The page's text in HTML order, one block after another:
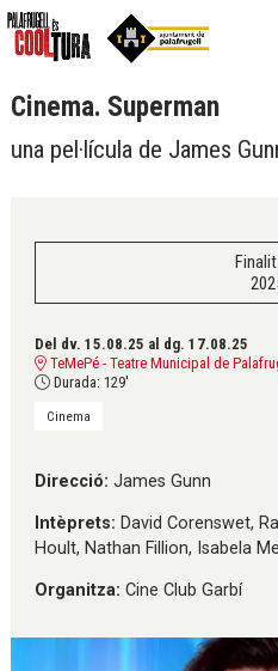
Cinema. Superman
una pel·lícula de James
Del dv. 15.08.25 al dg. 17.08.25
TeMePé - Teatre Municipal de
Durada: 129'
Cinema
Direcció: James Gunn
Intèprets: David Corenswet,
Hoult, Nathan Fillion, Isabela
Organitza: Cine Club Garbí